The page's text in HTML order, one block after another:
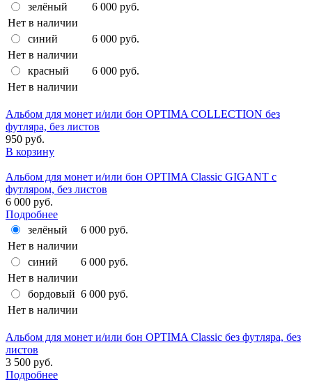
зелёный
6 000 руб.
Нет в наличии
синий
6 000 руб.
Нет в наличии
красный
6 000 руб.
Нет в наличии
Альбом для монет и/или бон OPTIMA COLLECTION без
футляра, без листов
950 руб.
В корзину
Альбом для монет и/или бон OPTIMA Classic GIGANT с
футляром, без листов
6 000 руб.
Подробнее
зелёный
6 000 руб.
Нет в наличии
синий
6 000 руб.
Нет в наличии
бордовый 6 000 руб.
Нет в наличии
Альбом для монет и/или бон OPTIMA Classic без футляра, без
листов
3 500 руб.
Подробнее